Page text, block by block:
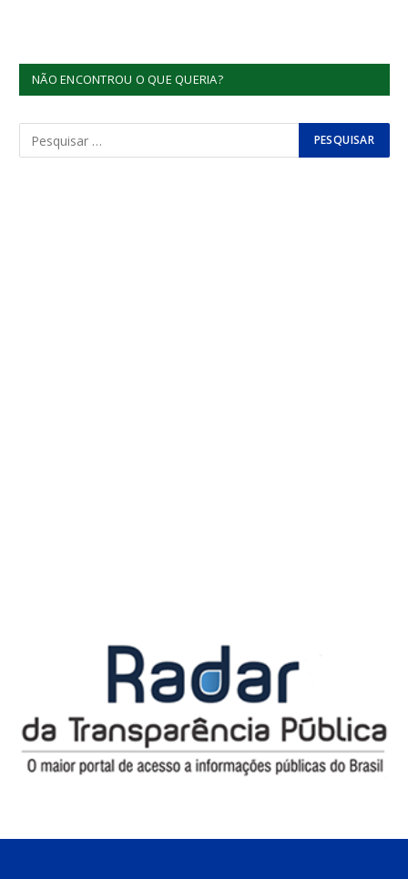
NÃO ENCONTROU O QUE QUERIA?